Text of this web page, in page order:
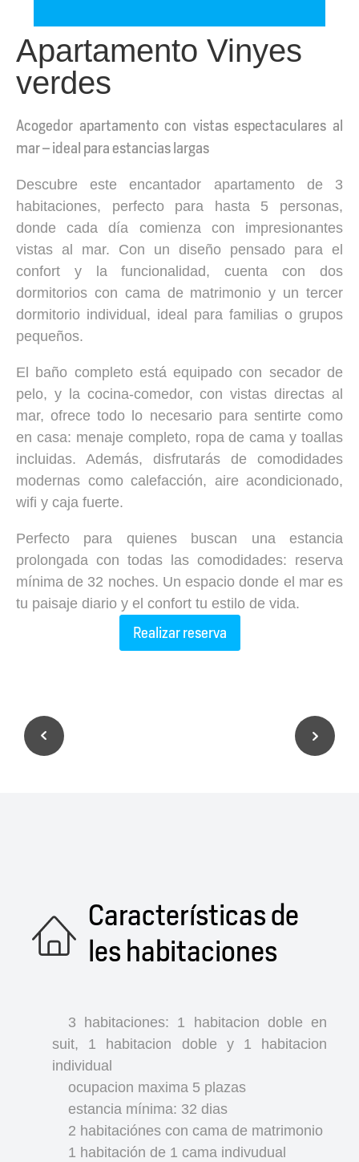
Apartamento Vinyes
verdes
Acogedor apartamento con vistas espectaculares al
mar – ideal para estancias largas
Descubre este encantador apartamento de 3
habitaciones, perfecto para hasta 5 personas,
donde cada día comienza con impresionantes
vistas al mar. Con un diseño pensado para el
confort y la funcionalidad, cuenta con dos
dormitorios con cama de matrimonio y un tercer
dormitorio individual, ideal para familias o grupos
pequeños.
El baño completo está equipado con secador de
pelo, y la cocina-comedor, con vistas directas al
mar, ofrece todo lo necesario para sentirte como
en casa: menaje completo, ropa de cama y toallas
incluidas. Además, disfrutarás de comodidades
modernas como calefacción, aire acondicionado,
wifi y caja fuerte.
Perfecto para quienes buscan una estancia
prolongada con todas las comodidades: reserva
mínima de 32 noches. Un espacio donde el mar es
tu paisaje diario y el confort tu estilo de vida.
Realizar reserva
Características de
les habitaciones
3 habitaciones: 1 habitacion doble en
suit, 1 habitacion doble y 1 habitacion
individual
ocupacion maxima 5 plazas
estancia mínima: 32 dias
2 habitaciónes con cama de matrimonio
1 habitación de 1 cama indivudual